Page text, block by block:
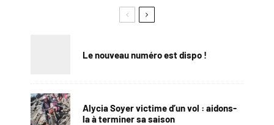
Le nouveau numéro est dispo !
Alycia Soyer victime d’un vol : aidons-
la à terminer sa saison